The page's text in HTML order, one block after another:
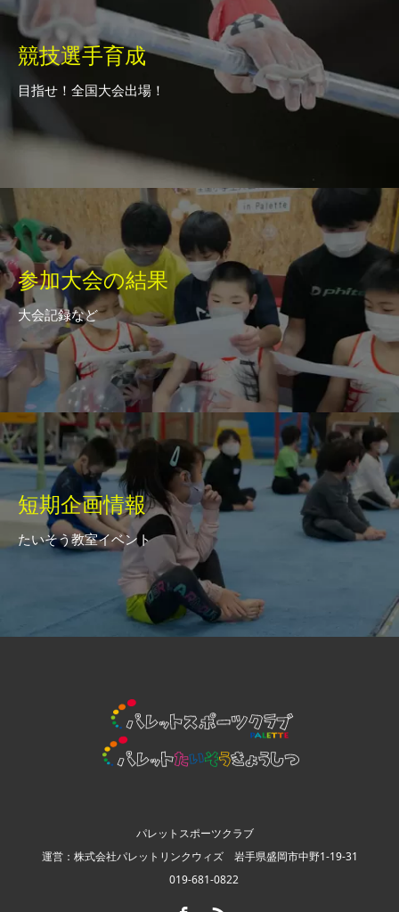
競技選手育成
目指せ！全国大会出場！
参加大会の結果
大会記録など
短期企画情報
たいそう教室イベント
パレットスポーツクラブ
運営：株式会社パレットリンクウィズ 岩手県盛岡市中野1-19-31
019-681-0822